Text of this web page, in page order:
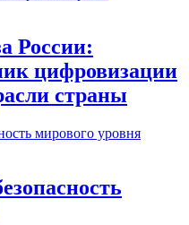
России:
цифровизации
страны